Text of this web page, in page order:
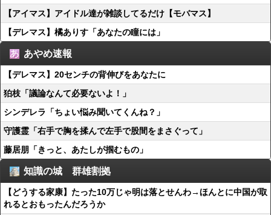
【アイマス】アイドル達が雑談してるだけ【モバマス】
【デレマス】橘ありす「あなたの瞳には」
あやめ速報
【デレマス】20センチの背伸びをあなたに
狛枝「議論なんて必要ないよ！」
シンデレラ「ちょい悩み聞いてくんね？」
守護霊「右手で胸を揉んで左手で股間をまさぐって」
藤居朋「きっと、あたしが掴むもの」
知識の城 群雄割拠
【どうする家康】たった10万じゃ明は落とせんわ→ほんとに中国が取
れるとおもったんだろうか